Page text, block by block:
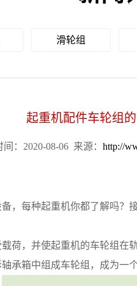
滑轮组
起重机配件车轮组
间：2020-08-06 来源： http://
每种起重机你都了解吗？
荷，并使起重机的车轮组
承箱中组成车轮组，成为一个